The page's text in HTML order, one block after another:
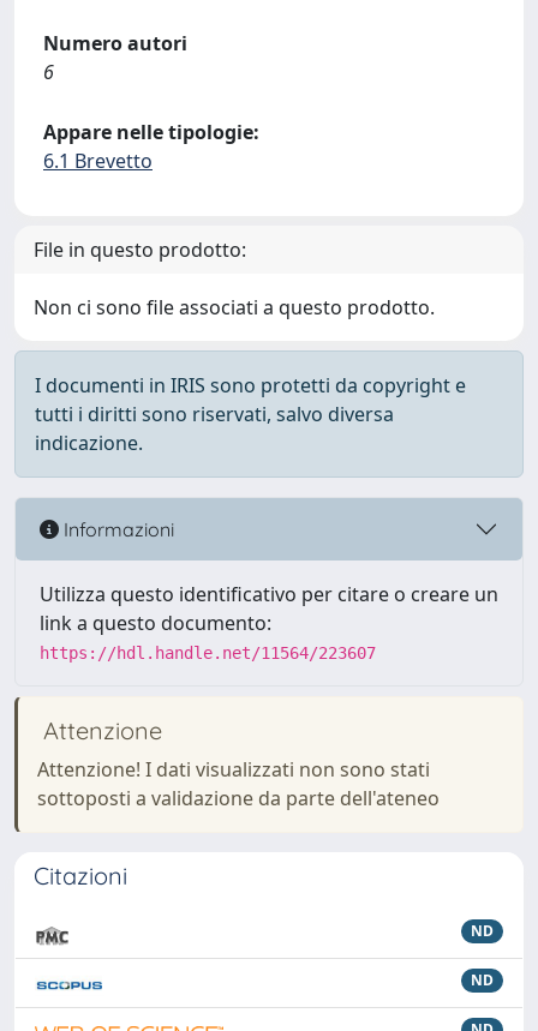
Numero autori
6
Appare nelle tipologie:
6.1 Brevetto
File in questo prodotto:
Non ci sono file associati a questo prodotto.
I documenti in IRIS sono protetti da copyright e
tutti i diritti sono riservati, salvo diversa
indicazione.
Informazioni
Utilizza questo identificativo per citare o creare un
link a questo documento:
https://hdl.handle.net/11564/223607
Attenzione
Attenzione! I dati visualizzati non sono stati
sottoposti a validazione da parte dell'ateneo
Citazioni
ND
ND